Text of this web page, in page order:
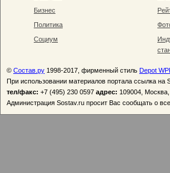
Бизнес
Политика
Социум
© Состав.ру 1998-2017, фирменный стиль Depot
При использовании материалов портала ссылка на
тел/факс: +7 (495) 230 0597 адрес: 109004,
Администрация Sostav.ru просит Вас сообщать о